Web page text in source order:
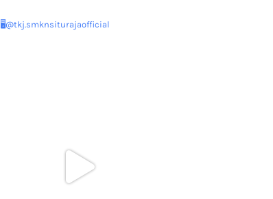
🖥@tkj.smknsiturajaofficial